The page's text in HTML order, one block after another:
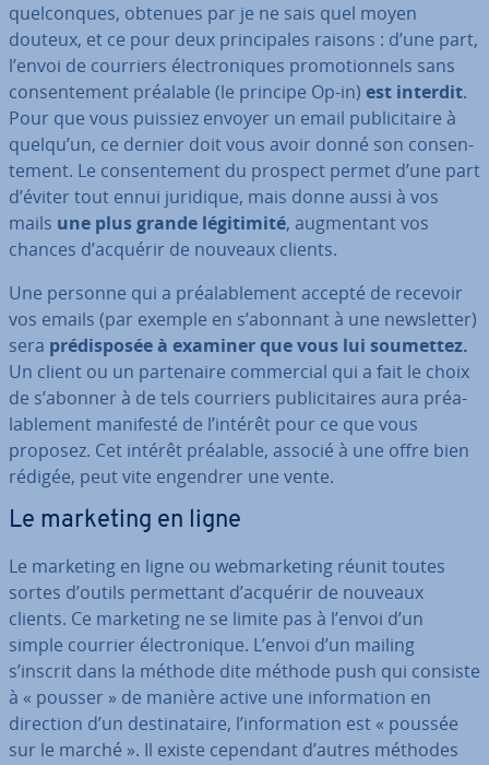
quel­conques, obtenues par je ne sais quel moyen
douteux, et ce pour deux prin­ci­pales raisons : d’une part,
l’envoi de courriers élec­tro­niques pro­mo­tion­nels sans
con­sen­te­ment préalable (le principe Op-in) est interdit.
Pour que vous puissiez envoyer un email pu­bli­ci­taire à
quelqu’un, ce dernier doit vous avoir donné son con­sen­
te­ment. Le con­sen­te­ment du prospect permet d’une part
d’éviter tout ennui juridique, mais donne aussi à vos
mails une plus grande lé­gi­ti­mité, aug­men­tant vos
chances d’acquérir de nouveaux clients.
Une personne qui a préa­la­ble­ment accepté de recevoir
vos emails (par exemple en s’abonnant à une news­let­ter)
sera pré­dis­po­sée à examiner que vous lui soumettez.
Un client ou un par­te­naire com­mer­cial qui a fait le choix
de s’abonner à de tels courriers pu­bli­ci­taires aura préa­
la­ble­ment manifesté de l’intérêt pour ce que vous
proposez. Cet intérêt préalable, associé à une offre bien
rédigée, peut vite engendrer une vente.
Le marketing en ligne
Le marketing en ligne ou web­mar­ke­ting réunit toutes
sortes d’outils per­met­tant d’acquérir de nouveaux
clients. Ce marketing ne se limite pas à l’envoi d’un
simple courrier élec­tro­nique. L’envoi d’un mailing
s’inscrit dans la méthode dite méthode push qui consiste
à « pousser » de manière active une in­for­ma­tion en
direction d’un des­ti­na­taire, l’in­for­ma­tion est « poussée
sur le marché ». Il existe cependant d’autres méthodes